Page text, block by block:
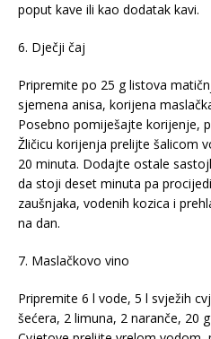
poput kave ili kao dodatak kavi.
6. Dječji čaj
Pripremite po 25 g listova
sjemena anisa, korijena
Posebno pomiješajte korijenje,
Žličicu korijenja prelijte šalicom
20 minuta. Dodajte ostale
da stoji deset minuta pa
zaušnjaka, vodenih kozica i
na dan.
7. Maslačkovo vino
Pripremite 6 l vode, 5 l svježih
šećera, 2 limuna, 2 naranče, 20